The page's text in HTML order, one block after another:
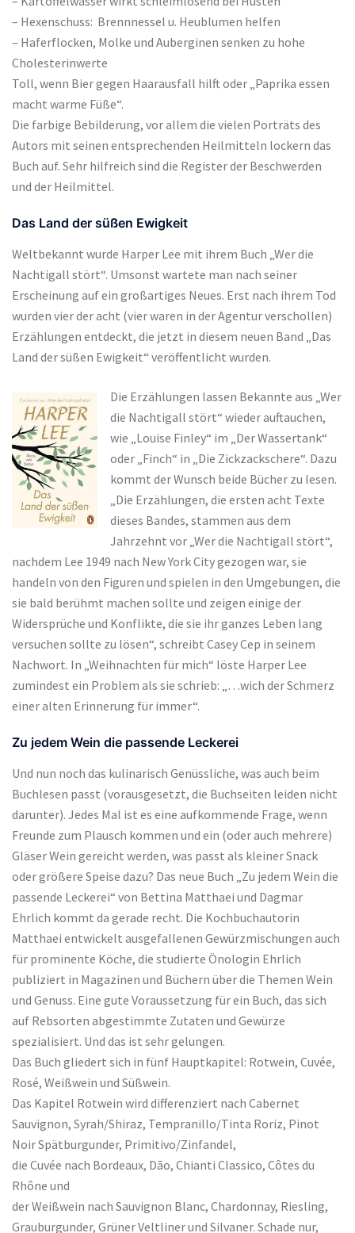
– Hexenschuss: Brennnessel u. Heublumen helfen
– Haferflocken, Molke und Auberginen senken zu hohe
Cholesterinwerte
Toll, wenn Bier gegen Haarausfall hilft oder „Paprika essen
macht warme Füße“.
Die farbige Bebilderung, vor allem die vielen Porträts des
Autors mit seinen entsprechenden Heilmitteln lockern das
Buch auf. Sehr hilfreich sind die Register der Beschwerden
und der Heilmittel.
Das Land der süßen Ewigkeit
Weltbekannt wurde Harper Lee mit ihrem Buch „Wer die
Nachtigall stört“. Umsonst wartete man nach seiner
Erscheinung auf ein großartiges Neues. Erst nach ihrem Tod
wurden vier der acht (vier waren in der Agentur verschollen)
Erzählungen entdeckt, die jetzt in diesem neuen Band „Das
Land der süßen Ewigkeit“ veröffentlicht wurden.
Die Erzählungen lassen Bekannte aus „Wer
die Nachtigall stört“ wieder auftauchen,
wie „Louise Finley“ im „Der Wassertank“
oder „Finch“ in „Die Zickzackschere“. Dazu
kommt der Wunsch beide Bücher zu lesen.
„Die Erzählungen, die ersten acht Texte
dieses Bandes, stammen aus dem
Jahrzehnt vor „Wer die Nachtigall stört“,
nachdem Lee 1949 nach New York City gezogen war, sie
handeln von den Figuren und spielen in den Umgebungen, die
sie bald berühmt machen sollte und zeigen einige der
Widersprüche und Konflikte, die sie ihr ganzes Leben lang
versuchen sollte zu lösen“, schreibt Casey Cep in seinem
Nachwort. In „Weihnachten für mich“ löste Harper Lee
zumindest ein Problem als sie schrieb: „…wich der Schmerz
einer alten Erinnerung für immer“.
Zu jedem Wein die passende Leckerei
Und nun noch das kulinarisch Genüssliche, was auch beim
Buchlesen passt (vorausgesetzt, die Buchseiten leiden nicht
darunter). Jedes Mal ist es eine aufkommende Frage, wenn
Freunde zum Plausch kommen und ein (oder auch mehrere)
Gläser Wein gereicht werden, was passt als kleiner Snack
oder größere Speise dazu? Das neue Buch „Zu jedem Wein die
passende Leckerei“ von Bettina Matthaei und Dagmar
Ehrlich kommt da gerade recht. Die Kochbuchautorin
Matthaei entwickelt ausgefallenen Gewürzmischungen auch
für prominente Köche, die studierte Önologin Ehrlich
publiziert in Magazinen und Büchern über die Themen Wein
und Genuss. Eine gute Voraussetzung für ein Buch, das sich
auf Rebsorten abgestimmte Zutaten und Gewürze
spezialisiert. Und das ist sehr gelungen.
Das Buch gliedert sich in fünf Hauptkapitel: Rotwein, Cuvée,
Rosé, Weißwein und Süßwein.
Das Kapitel Rotwein wird differenziert nach Cabernet
Sauvignon, Syrah/Shiraz, Tempranillo/Tinta Roriz, Pinot
Noir Spätburgunder, Primitivo/Zinfandel,
die Cuvée nach Bordeaux, Dão, Chianti Classico, Côtes du
Rhône und
der Weißwein nach Sauvignon Blanc, Chardonnay, Riesling,
Grauburgunder, Grüner Veltliner und Silvaner. Schade nur,